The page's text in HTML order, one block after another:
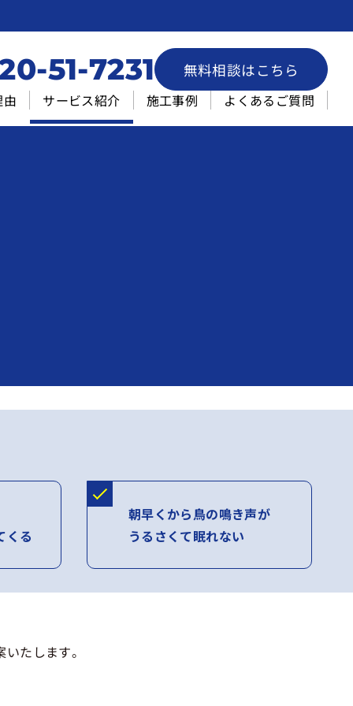
51-7231 無料相談はこちら
サービス紹介 施工事例 よくあるご質問
くる
朝早くから鳥の鳴き声が
うるさくて眠れない
たします。